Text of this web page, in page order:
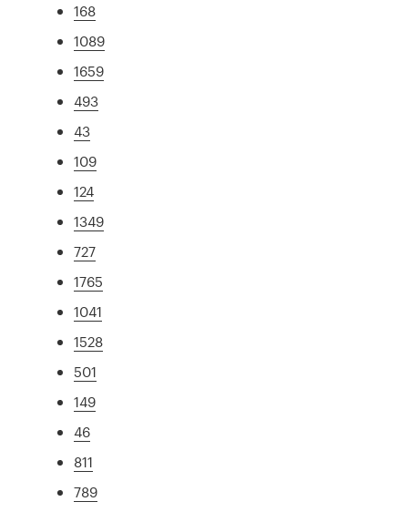
168
1089
1659
493
43
109
124
1349
727
1765
1041
1528
501
149
46
811
789